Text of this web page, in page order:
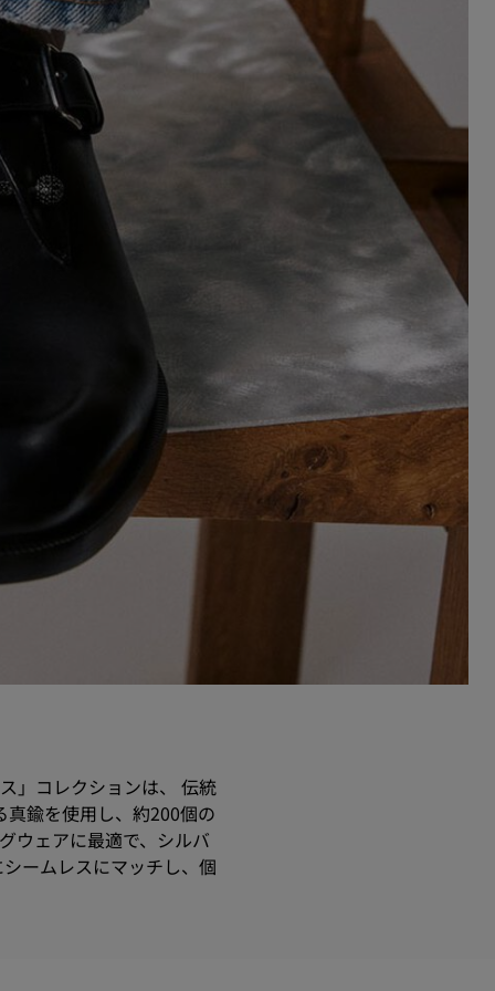
」コレクションは、 伝統
鍮を使用し、約200個の
ウェアに最適で、シルバ
ームレスにマッチし、個